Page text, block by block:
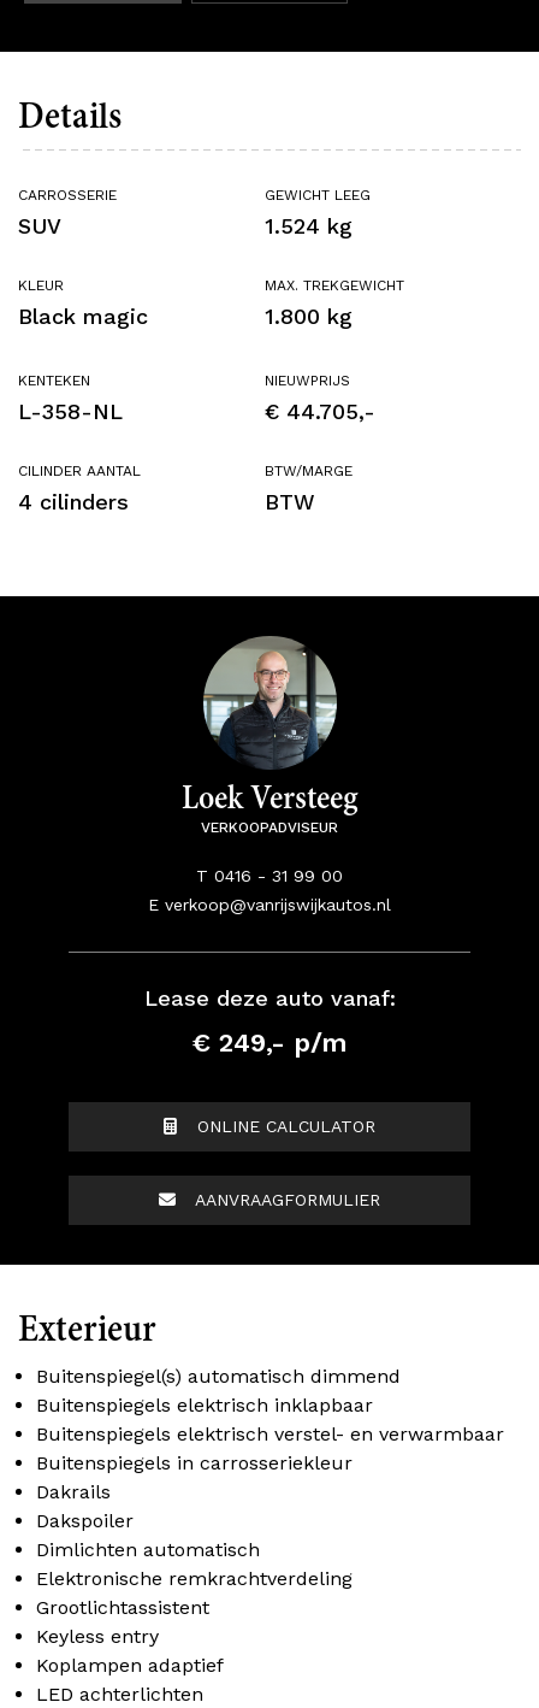
Loek Versteeg
VERKOOPADVISEUR
T 0416 - 31 99 00
E verkoop@vanrijswijkautos.nl
Lease deze auto vanaf:
€ 249,- p/m
ONLINE CALCULATOR
AANVRAAGFORMULIER
Details
CARROSSERIE
SUV
KLEUR
Black magic
KENTEKEN
L-358-NL
CILINDER AANTAL
4 cilinders
GEWICHT LEEG
1.524 kg
MAX. TREKGEWICHT
1.800 kg
NIEUWPRIJS
€ 44.705,-
BTW/MARGE
BTW
Exterieur
Buitenspiegel(s) automatisch dimmend
Buitenspiegels elektrisch inklapbaar
Buitenspiegels elektrisch verstel- en verwarmbaar
Buitenspiegels in carrosseriekleur
Dakrails
Dakspoiler
Dimlichten automatisch
Elektronische remkrachtverdeling
Grootlichtassistent
Keyless entry
Koplampen adaptief
LED achterlichten